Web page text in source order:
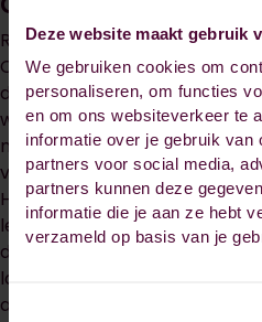
Deze website maakt gebruik
We gebruiken cookies om
personaliseren, om functies
en om ons websiteverkeer te
informatie over je gebruik van
partners voor social media,
partners kunnen deze
informatie die je aan ze hebt
verzameld op basis van je
Toestemmingsselectie
Rob van Wanrooij, die
Controlling volgt, is
de Finance Academy had ik
wilde ik verder leren. Ik zocht
masterniveau die niet te
van collega’s positieve
Habeo+ en het bleek voor mij
lesstof is praktijkgericht en
de manier waarop ik graag
laatste module bezig, waarna
afstudeerfase.’